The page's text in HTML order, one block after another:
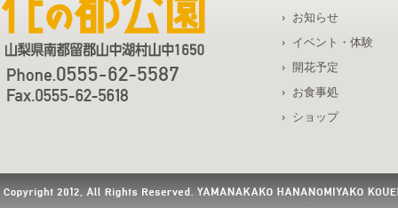
お知らせ
イベント・体験
開花予定
お食事処
ショップ